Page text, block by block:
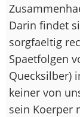
Darin findet
sorgfaeltig
Spaetfolgen
Quecksilber)
keiner von
sein Koerper